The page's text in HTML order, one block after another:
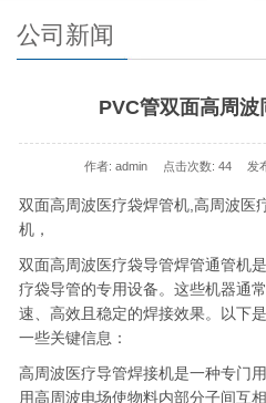
公司新闻
PVC管双面高周
作者: admin 点击次数: 44 发
双面高周波医疗袋焊管机,高周波医
机，
双面高周波医疗袋导管焊管通管机
疗袋导管的专用设备。这些机器通
速、高效且稳定的焊接效果。以下
一些关键信息：
高周波医疗导管焊接机是一种专门
用高周波电场使物料内部分子间互